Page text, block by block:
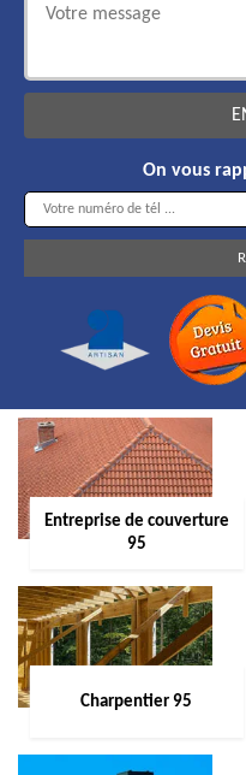
On vous
Entreprise de couverture
95
Charpentier 95